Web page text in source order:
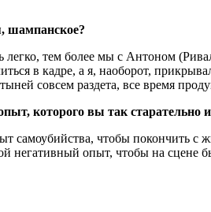
шампанское?
легко, тем более мы с Антоном
в кадре, а я, наоборот,
совсем раздета, все время
которого вы так старательно
чтобы покончить с
негативный опыт, чтобы на сцене